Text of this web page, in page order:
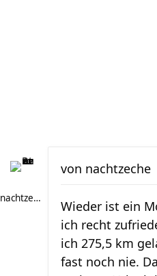
nachtzeche
von nachtzeche
Wieder ist ein
ich recht
ich 275,5 km
fast noch nie.